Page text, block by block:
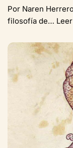
Por Naren
filosofía de…